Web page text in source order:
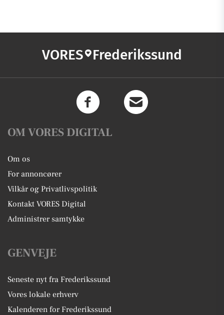
VORES Frederikssund
OM VORES DIGITAL
Om os
For annoncører
Vilkår og Privatlivspolitik
Kontakt VORES Digital
Administrer samtykke
GENVEJE
Seneste nyt fra Frederikssund
Vores lokale erhverv
Kalenderen for Frederikssund